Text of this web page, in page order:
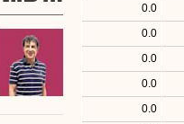
0.0
0.0
0.0
0.0
0.0